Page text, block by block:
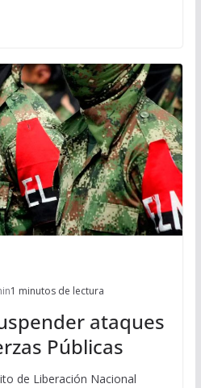
1 minutos de lectura
ataques
Públicas
de Liberación Nacional